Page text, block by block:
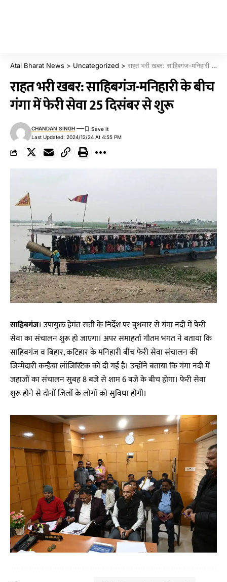
Atal Bharat News > Uncategorized > राहत भरी खबर: साहिबगंज-मनिहारी के बीच गंगा में फेरी सेवा 25 दिसंबर से शुरू
राहत भरी खबर: साहिबगंज-मनिहारी के बीच
गंगा में फेरी सेवा 25 दिसंबर से शुरू
Last Updated: 2024/12/24 At 4:55 PM
CHANDAN SINGH
साहिबगंज। उपायुक्त हेमंत सती के निर्देश पर बुधवार से गंगा नदी में फेरी
सेवा का संचालन शुरू हो जाएगा। अपर समाहर्ता गौतम भगत ने बताया कि
साहिबगंज व बिहार, कटिहार के मनिहारी बीच फेरी सेवा संचालन की
जिम्मेदारी कन्हैया लॉजिस्टिक को दी गई है। उन्होंने बताया कि गंगा नदी में
जहाजों का संचालन सुबह 8 बजे से शाम 6 बजे के बीच होगा। फेरी सेवा
शुरू होने से दोनों जिलों के लोगों को सुविधा होगी।